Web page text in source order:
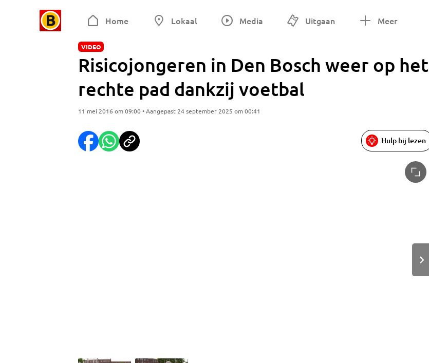
Home Lokaal Media Uitgaan Meer
VIDEO
Risicojongeren in Den Bosch weer op het
rechte pad dankzij voetbal
11 mei 2016 om 09:00 • Aangepast 24 september 2025 om 00:41
Hulp bij lezen